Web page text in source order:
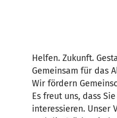
Helfen. Zukunft.
Gemeinsam für das
Wir fördern
Es freut uns, dass
interessieren. Unser